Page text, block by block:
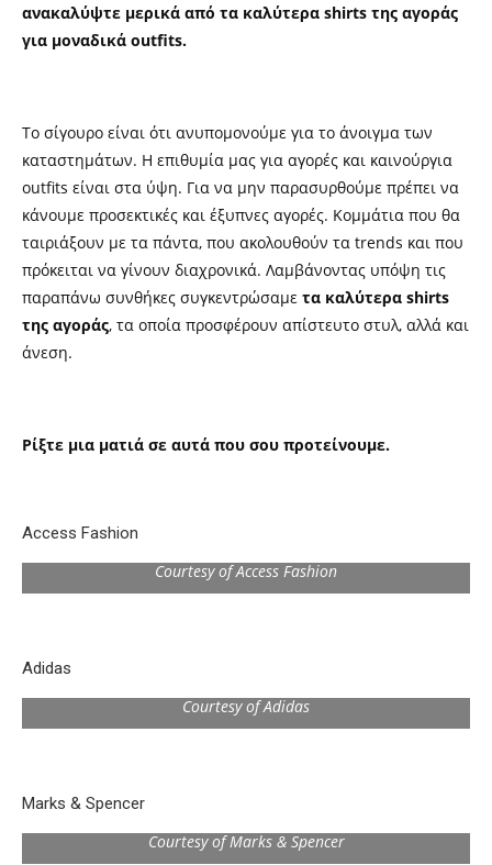
ανακαλύψτε μερικά από τα καλύτερα shirts της αγοράς
για μοναδικά outfits.
Το σίγουρο είναι ότι ανυπομονούμε για το άνοιγμα των
καταστημάτων. Η επιθυμία μας για αγορές και καινούργια
outfits είναι στα ύψη. Για να μην παρασυρθούμε πρέπει να
κάνουμε προσεκτικές και έξυπνες αγορές. Κομμάτια που θα
ταιριάξουν με τα πάντα, που ακολουθούν τα trends και που
πρόκειται να γίνουν διαχρονικά. Λαμβάνοντας υπόψη τις
παραπάνω συνθήκες συγκεντρώσαμε τα καλύτερα shirts
της αγοράς, τα οποία προσφέρουν απίστευτο στυλ, αλλά και
άνεση.
Ρίξτε μια ματιά σε αυτά που σου προτείνουμε.
Access Fashion
Courtesy of Access Fashion
Adidas
Courtesy of Adidas
Marks & Spencer
Courtesy of Marks & Spencer